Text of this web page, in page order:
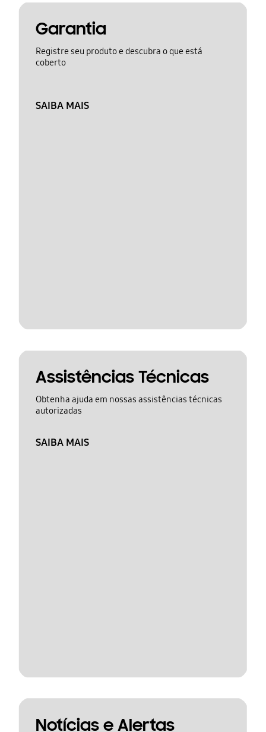
Garantia
Registre seu produto e descubra o que está
coberto
SAIBA MAIS
Assistências Técnicas
Obtenha ajuda em nossas assistências técnicas
autorizadas
SAIBA MAIS
Notícias e Alertas